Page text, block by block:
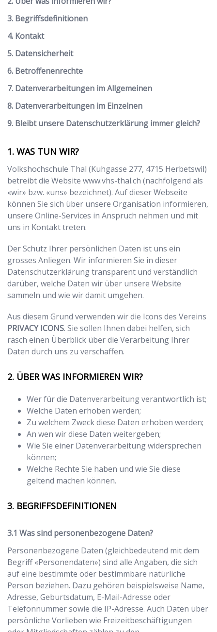
3. Begriffsdefinitionen
4. Kontakt
5. Datensicherheit
6. Betroffenenrechte
7. Datenverarbeitungen im Allgemeinen
8. Datenverarbeitungen im Einzelnen
9. Bleibt unsere Datenschutzerklärung immer gleich?
WAS TUN WIR?
Volkshochschule Thal (Kuhgasse 277, 4715 Herbetswil)
betreibt die Website www.vhs-thal.ch (nachfolgend als
«wir» bzw. «uns» bezeichnet). Auf dieser Webseite
können Sie sich über unsere Organisation informieren,
unsere Online-Services in Anspruch nehmen und mit
uns in Kontakt treten.
Der Schutz Ihrer persönlichen Daten ist uns ein
grosses Anliegen. Wir informieren Sie in dieser
Datenschutzerklärung transparent und verständlich
darüber, welche Daten wir über unsere Website
sammeln und wie wir damit umgehen.
Aus diesem Grund verwenden wir die Icons des Vereins
PRIVACY ICONS. Sie sollen Ihnen dabei helfen, sich
rasch einen Überblick über die Verarbeitung Ihrer
Daten durch uns zu verschaffen.
ÜBER WAS INFORMIEREN WIR?
Wer für die Datenverarbeitung verantwortlich ist;
Welche Daten erhoben werden;
Zu welchem Zweck diese Daten erhoben werden;
An wen wir diese Daten weitergeben;
Wie Sie einer Datenverarbeitung widersprechen
können;
Welche Rechte Sie haben und wie Sie diese
geltend machen können.
BEGRIFFSDEFINITIONEN
Was sind personenbezogene Daten?
Personenbezogene Daten (gleichbedeutend mit dem
Begriff «Personendaten») sind alle Angaben, die sich
auf eine bestimmte oder bestimmbare natürliche
Person beziehen. Dazu gehören beispielsweise Name,
Adresse, Geburtsdatum, E-Mail-Adresse oder
Telefonnummer sowie die IP-Adresse. Auch Daten über
persönliche Vorlieben wie Freizeitbeschäftigungen